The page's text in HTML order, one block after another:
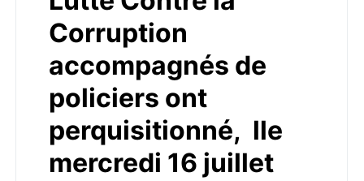
Corruption
accompagnés de
policiers ont
perquisitionné, lle
mercredi 16 juillet